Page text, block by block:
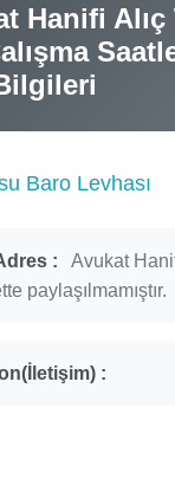
Hanifi Alıç
Baro Levhası
:
Avukat
paylaşılmamıştır.
: